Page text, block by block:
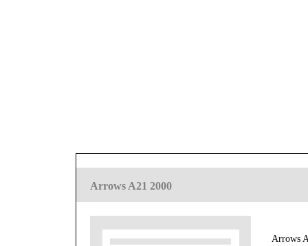
Arrows A21 2000
Arrows